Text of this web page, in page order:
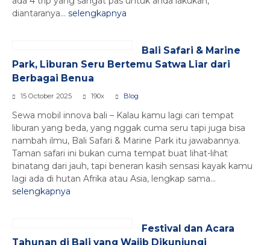
diantaranya... selengkapnya
Bali Safari & Marine
Park, Liburan Seru Bertemu Satwa Liar dari
Berbagai Benua
15 October 2025 190x Blog
Sewa mobil innova bali – Kalau kamu lagi cari tempat
liburan yang beda, yang nggak cuma seru tapi juga bisa
nambah ilmu, Bali Safari & Marine Park itu jawabannya.
Taman safari ini bukan cuma tempat buat lihat-lihat
binatang dari jauh, tapi beneran kasih sensasi kayak kamu
lagi ada di hutan Afrika atau Asia, lengkap sama...
selengkapnya
Festival dan Acara
Tahunan di Bali yang Wajib Dikunjungi